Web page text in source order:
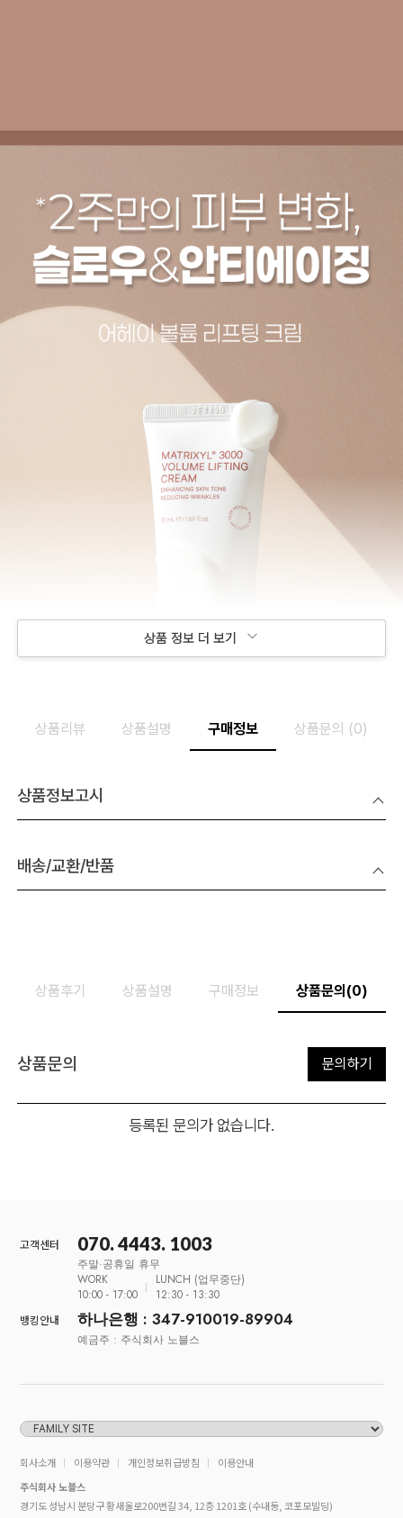
상품 정보 더 보기
상품리뷰 상품설명 구매정보 상품문의 (0)
상품정보고시
배송/교환/반품
상품후기 상품설명 구매정보 상품문의(0)
상품문의 문의하기
등록된 문의가 없습니다.
고객센터 070. 4443. 1003
주말·공휴일 휴무
WORK
10:00 - 17:00
LUNCH (업무중단)
12:30 - 13:30
뱅킹안내 하나은행 : 347-910019-89904
예금주 : 주식회사 노블스
회사소개 이용약관 개인정보취급방침
이용안내
주식회사 노블스
경기도 성남시 분당구 황새울로200번길 34, 12층 1201호 (수내동, 코포모빌딩)